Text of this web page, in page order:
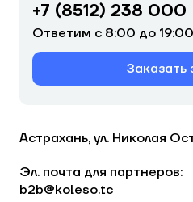
+7 (8512) 238 000
Ответим с 8:00 до 19:00
Заказать
Астрахань, ул. Николая
Эл. почта для партнеров:
b2b@koleso.tc